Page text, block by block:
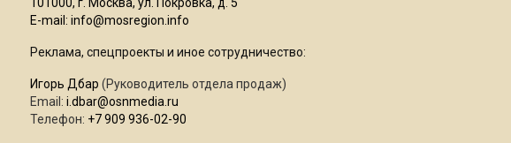
E-mail: info@mosregion.info
Реклама, спецпроекты и иное сотрудничество:
Игорь Дбар (Руководитель отдела продаж)
Email: i.dbar@osnmedia.ru
Телефон: +7 909 936-02-90